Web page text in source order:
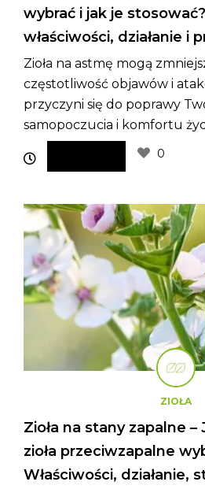
wybrać i jak je
właściwości, działanie i
Zioła na astmę mogą
częstotliwość objawów i
przyczyni się do poprawy
samopoczucia i komfortu
0
ZIOŁA
Zioła na stany zapalne
zioła przeciwzapalne
Właściwości, działanie,